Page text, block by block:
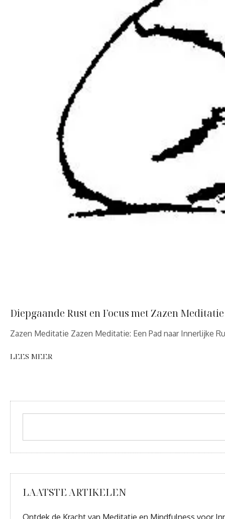
Diepgaande Rust en Focus met Zazen Meditatie
Zazen Meditatie Zazen Meditatie: Een Pad naar Innerlijke
LEES MEER
LAATSTE ARTIKELEN
Ontdek de Kracht van Meditatie en Mindfulness voor